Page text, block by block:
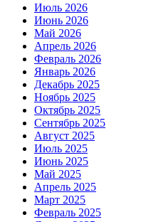
Июль 2026
Июнь 2026
Май 2026
Апрель 2026
Февраль 2026
Январь 2026
Декабрь 2025
Ноябрь 2025
Октябрь 2025
Сентябрь 2025
Август 2025
Июль 2025
Июнь 2025
Май 2025
Апрель 2025
Март 2025
Февраль 2025